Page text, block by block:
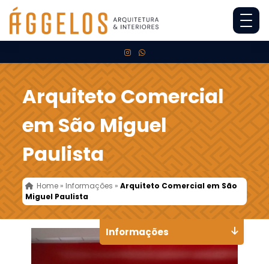
Arquiteto Comercial
em São Miguel
Paulista
Home » Informações »Arquiteto Comercial em São
Miguel Paulista
Informações